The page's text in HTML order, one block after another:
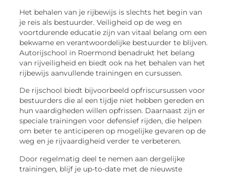
Het behalen van je rijbewijs is slechts het begin van
je reis als bestuurder. Veiligheid op de weg en
voortdurende educatie zijn van vitaal belang om een
bekwame en verantwoordelijke bestuurder te blijven.
Autorijschool in Roermond benadrukt het belang
van rijveiligheid en biedt ook na het behalen van het
rijbewijs aanvullende trainingen en cursussen.
De rijschool biedt bijvoorbeeld opfriscursussen voor
bestuurders die al een tijdje niet hebben gereden en
hun vaardigheden willen opfrissen. Daarnaast zijn er
speciale trainingen voor defensief rijden, die helpen
om beter te anticiperen op mogelijke gevaren op de
weg en je rijvaardigheid verder te verbeteren.
Door regelmatig deel te nemen aan dergelijke
trainingen, blijf je up-to-date met de nieuwste